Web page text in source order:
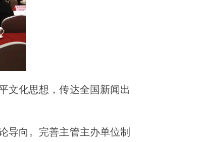
文化思想，传达全国新闻出
向。完善主管主办单位制